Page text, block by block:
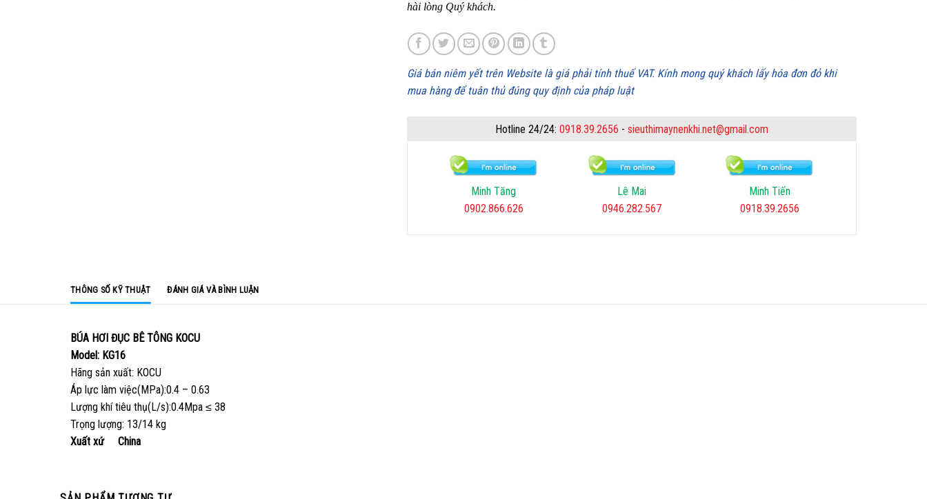
hài lòng Quý khách.
Giá bán niêm yết trên Website là giá phải tính thuế VAT. Kính mong quý khách lấy hóa đơn đỏ khi
mua hàng để tuân thủ đúng quy định của pháp luật
Hotline 24/24: 0918.39.2656 - sieuthimaynenkhi.net@gmail.com
Minh Tiến
0918.39.2656
Minh Tăng
0902.866.626
Lê Mai
0946.282.567
THÔNG SỐ KỸ THUẬT ĐÁNH GIÁ VÀ BÌNH LUẬN
BÚA HƠI ĐỤC BÊ TÔNG KOCU
Model: KG16
Hãng sản xuất: KOCU
Áp lực làm việc(MPa):0.4 – 0.63
Lượng khí tiêu thụ(L/s):0.4Mpa ≤ 38
Trọng lượng: 13/14 kg
Xuất xứ China